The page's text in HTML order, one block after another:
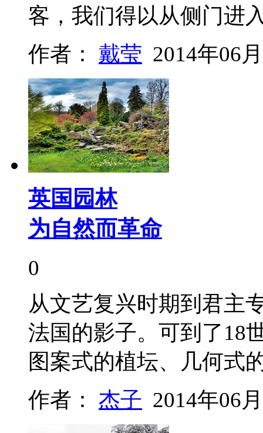
客，我们得以从侧门
作者： 戴莹 2014年06
英国园林
为自然而革命
0
从文艺复兴时期到君主
法国的影子。可到了18
图案式的植坛、几何
作者： 杰子 2014年06